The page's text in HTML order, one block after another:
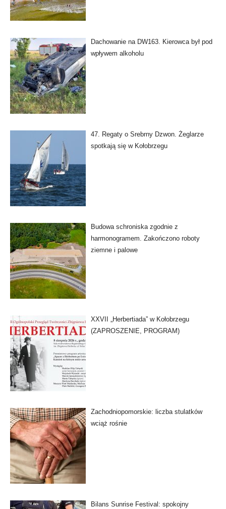
Dachowanie na DW163. Kierowca był pod
wpływem alkoholu
47. Regaty o Srebrny Dzwon. Żeglarze
spotkają się w Kołobrzegu
Budowa schroniska zgodnie z
harmonogramem. Zakończono roboty
ziemne i palowe
XXVII „Herbertiada” w Kołobrzegu
(ZAPROSZENIE, PROGRAM)
Zachodniopomorskie: liczba stulatków
wciąż rośnie
Bilans Sunrise Festival: spokojny